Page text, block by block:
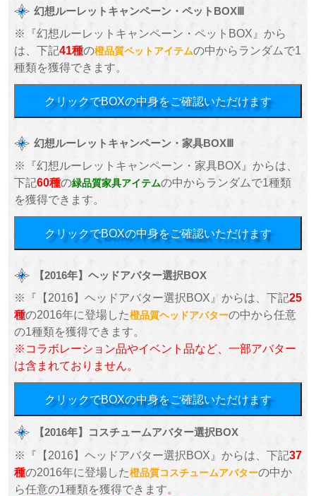
幻想ルーレットキャンペーン・ペットBOXⅢ
※『幻想ルーレットキャンペーン・ペットBOX』から
は、下記41種の橙品質ペットアイテムの中からランダムで1
種類を獲得できます。
クリックでBOXの中身をご確認いただけます
幻想ルーレットキャンペーン・家具BOXⅢ
※『幻想ルーレットキャンペーン・家具BOX』からは、
下記60種の緑品質家具アイテムの中からランダムで1種類
を獲得できます。
クリックでBOXの中身をご確認いただけます
【2016年】ヘッドアバター選択BOX
※『【2016】ヘッドアバター選択BOX』からは、下記25
種の2016年に登場した橙品質ヘッドアバターの中から任意
の1種類を獲得できます。
※コラボレーション品やイベント品など、一部アバター
は含まれておりません。
クリックでBOXの中身をご確認いただけます
【2016年】コスチュームアバター選択BOX
※『【2016】ヘッドアバター選択BOX』からは、下記37
種の2016年に登場した橙品質コスチュームアバターの中か
ら任意の1種類を獲得できます。